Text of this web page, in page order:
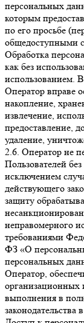
персональных
которым
по его просьбе
общедоступными
Обработка
как без
использованием.
Оператор вправе
накопление,
извлечение,
предоставление,
удаление,
2.6. Оператор не
Пользователей
исключением
действующего
защиту
неправомерного
требованиями
ФЗ «О
персональных
Оператор,
организационных
выполнения в